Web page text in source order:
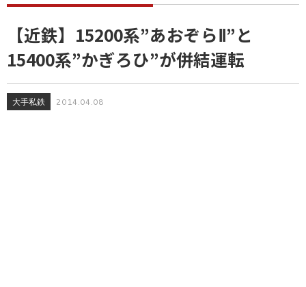
【近鉄】15200系”あおぞらⅡ”と
15400系”かぎろひ”が併結運転
大手私鉄 2014.04.08